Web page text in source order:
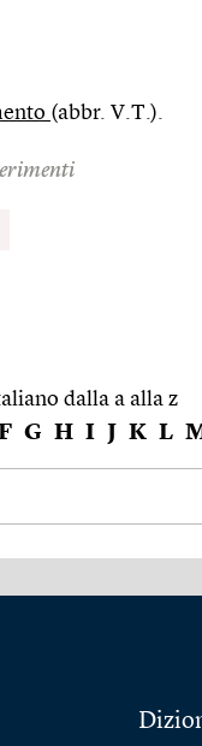
(abbr. V.T.).
dalla a alla z
G H I J K L